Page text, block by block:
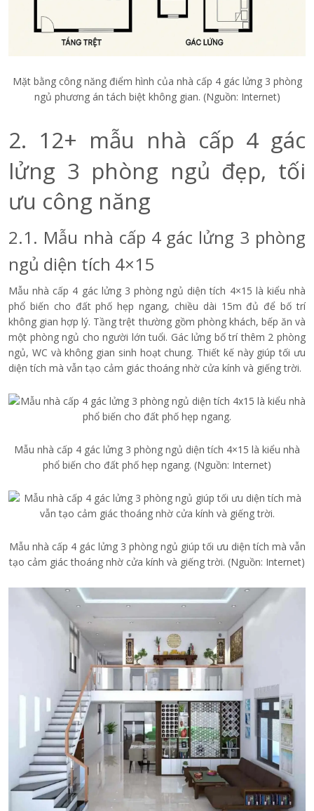
Mặt bằng công năng điểm hình của nhà cấp 4 gác lửng 3 phòng
ngủ phương án tách biệt không gian. (Nguồn: Internet)
2. 12+ mẫu nhà cấp 4 gác
lửng 3 phòng ngủ đẹp, tối
ưu công năng
2.1. Mẫu nhà cấp 4 gác lửng 3 phòng
ngủ diện tích 4×15
Mẫu nhà cấp 4 gác lửng 3 phòng ngủ diện tích 4×15 là kiểu nhà
phổ biến cho đất phố hẹp ngang, chiều dài 15m đủ để bố trí
không gian hợp lý. Tầng trệt thường gồm phòng khách, bếp ăn và
một phòng ngủ cho người lớn tuổi. Gác lửng bố trí thêm 2 phòng
ngủ, WC và không gian sinh hoạt chung. Thiết kế này giúp tối ưu
diện tích mà vẫn tạo cảm giác thoáng nhờ cửa kính và giếng trời.
Mẫu nhà cấp 4 gác lửng 3 phòng ngủ diện tích 4×15 là kiểu nhà
phổ biến cho đất phố hẹp ngang. (Nguồn: Internet)
Mẫu nhà cấp 4 gác lửng 3 phòng ngủ giúp tối ưu diện tích mà vẫn
tạo cảm giác thoáng nhờ cửa kính và giếng trời. (Nguồn: Internet)